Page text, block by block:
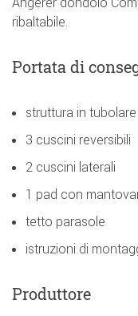
ribaltabile.
Portata di
struttura in
3 cuscini reversibili
2 cuscini laterali
1 pad con
tetto parasole
istruzioni di
Produttore